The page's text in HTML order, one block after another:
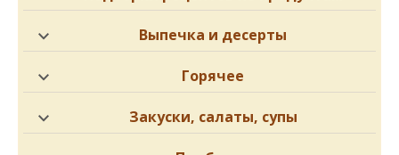
Выпечка и десерты
Горячее
Закуски, салаты, супы